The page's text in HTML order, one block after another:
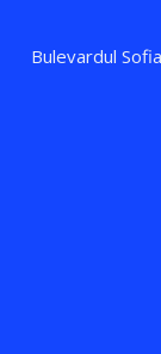
Bulevardul